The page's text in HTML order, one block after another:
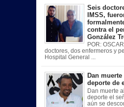
Seis
IMSS,
contra el
González
POR:
doctores, dos enfermeros y
Hospital General ...
Dan
deporte de
Dan muerte
deporte el
aún se